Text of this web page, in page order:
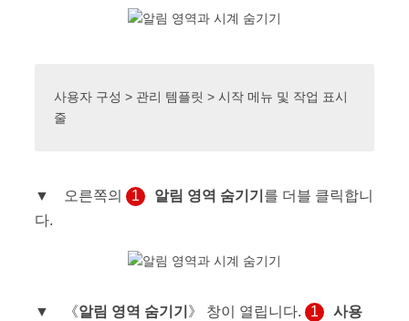
사용자 구성 > 관리 템플릿 > 시작 메뉴 및 작업 표시
줄
▼ 오른쪽의 1 알림 영역 숨기기 를 더블 클릭합니
다.
▼ 《알림 영역 숨기기 》 창이 열립니다. 1
사용